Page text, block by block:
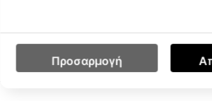
Διαθεσιμότητα Καταστημάτων
Προσαρμογή